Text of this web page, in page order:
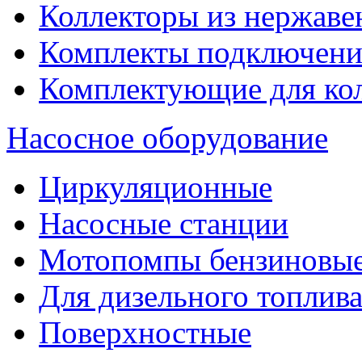
Коллекторы из
Комплекты
Комплектующие для
Насосное оборудование
Циркуляционные
Насосные станции
Мотопомпы
Для дизельного топлива
Поверхностные